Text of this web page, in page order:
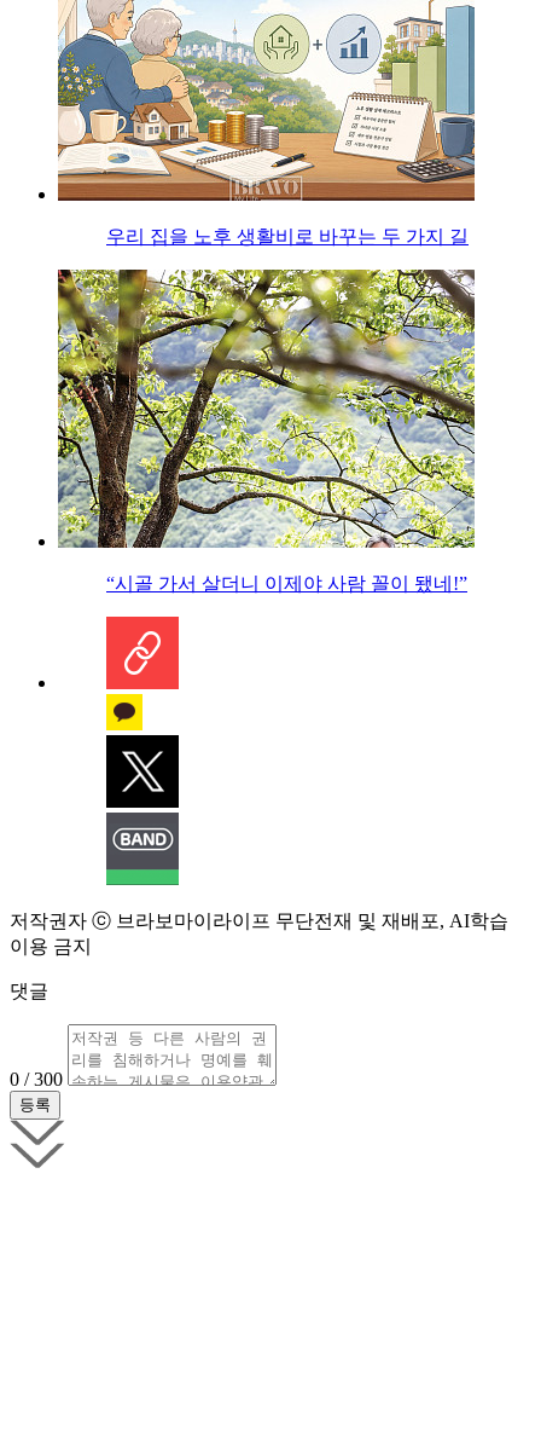
우리 집을 노후 생활비로 바꾸는 두 가지 길
“시골 가서 살더니 이제야 사람 꼴이 됐네!”
저작권자 ⓒ 브라보마이라이프 무단전재 및 재배포, AI학습
이용 금지
댓글
0 / 300